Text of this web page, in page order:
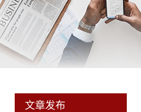
文章发布